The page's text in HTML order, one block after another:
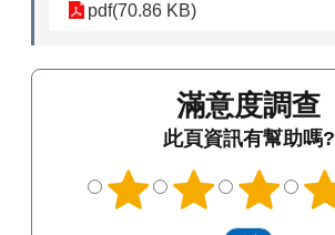
pdf(70.86 KB)
滿意度調查
此頁資訊有幫助嗎?